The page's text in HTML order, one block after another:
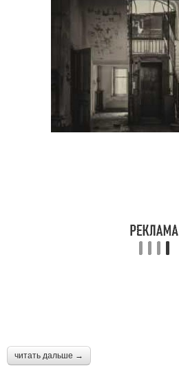
читать дальше →